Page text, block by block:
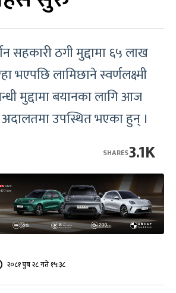
सहकारी ठगी मुद्दामा ६५ लाख
भएपछि लामिछाने स्वर्णलक्ष्मी
मुद्दामा बयानका लागि आज
उपस्थित भएका हुन् ।
3.1K
SHARES
२०८१ पुष २८ गते १५:३८